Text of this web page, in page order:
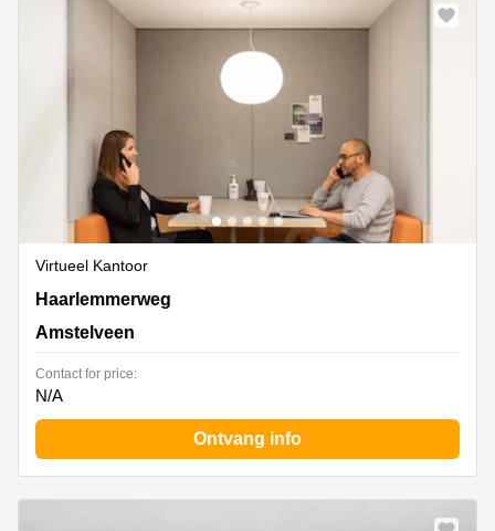
Virtueel Kantoor
Haarlemmerweg 331 A, Amstelveen
Haarlemmerweg
Amstelveen
Contact for price:
N/A
Ontvang info